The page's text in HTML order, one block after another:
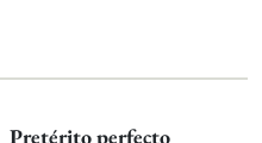
Pretérito perfecto